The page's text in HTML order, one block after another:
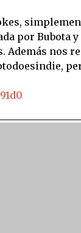
por Bubota
Además nos